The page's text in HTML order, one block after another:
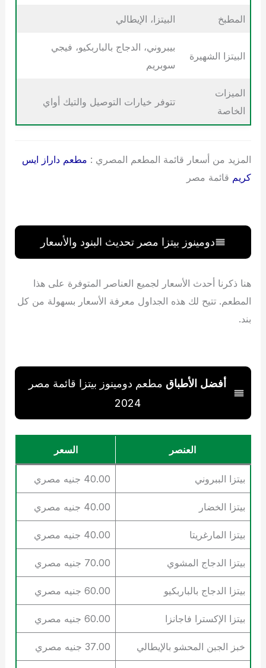
المطبخ البيتزا، الإيطالي
البيتزا الشهيرة
بيبروني، الدجاج بالباربكيو، فيجي
سوبريم
الميزات
الخاصة
تتوفر خيارات التوصيل والتيك أواي
المزيد من أسعار قائمة المطعم المصري : مطعم داراز ايس
كريم قائمة مصر
دومينوز بيتزا مصر تحديث البنود والأسعار
هنا ذكرنا أحدث الأسعار لجميع العناصر المتوفرة على هذا
المطعم. تتيح لك هذه الجداول معرفة الأسعار بسهولة من كل
بند.
أفضل الأطباق مطعم دومينوز بيتزا قائمة مصر
2024
العنصر السعر
بيتزا الببروني 40.00 جنيه مصري
بيتزا الخضار 40.00 جنيه مصري
بيتزا المارغريتا 40.00 جنيه مصري
بيتزا الدجاج المشوي 70.00 جنيه مصري
بيتزا الدجاج بالباربكيو 60.00 جنيه مصري
بيتزا الإكسترا فاجانزا 60.00 جنيه مصري
خبز الجبن المحشو بالإيطالي 37.00 جنيه مصري